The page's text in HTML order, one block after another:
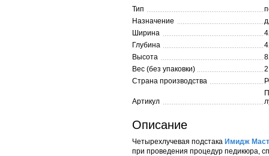
Тип
Назначение
Ширина
Глубина
Высота
Вес (без упаковки)
Страна производства
Артикул
Описание
Четырехлучевая подстака Имидж
при проведения процедур педикюра,